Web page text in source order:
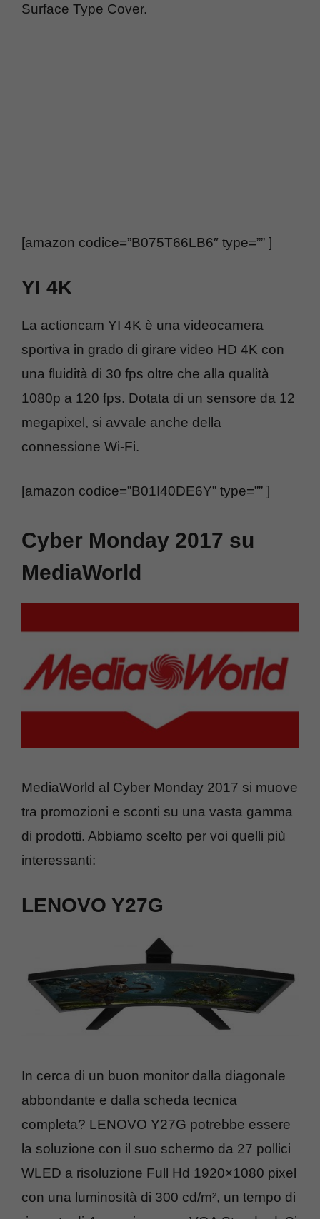
Surface Type Cover.
[amazon codice=”B075T66LB6″ type=”” ]
YI 4K
La actioncam YI 4K è una videocamera
sportiva in grado di girare video HD 4K con
una fluidità di 30 fps oltre che alla qualità
1080p a 120 fps. Dotata di un sensore da 12
megapixel, si avvale anche della
connessione Wi-Fi.
[amazon codice=”B01I40DE6Y” type=”” ]
Cyber Monday 2017 su
MediaWorld
MediaWorld al Cyber Monday 2017 si muove
tra promozioni e sconti su una vasta gamma
di prodotti. Abbiamo scelto per voi quelli più
interessanti:
LENOVO Y27G
In cerca di un buon monitor dalla diagonale
abbondante e dalla scheda tecnica
completa? LENOVO Y27G potrebbe essere
la soluzione con il suo schermo da 27 pollici
WLED a risoluzione Full Hd 1920×1080 pixel
con una luminosità di 300 cd/m², un tempo di